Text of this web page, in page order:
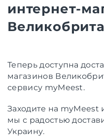
интернет-
Теперь доступна
магазинов
сервису myMeest.
Заходите на myMeest
мы с радостью
Украину.